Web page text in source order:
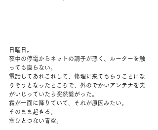
日曜日。
夜中の停電からネットの調子が悪く、ルーターを触
っても直らない。
電話してあれこれして、修理に来てもらうことにな
りそうとなったところで、外のでかいアンテナを夫
がいじっていたら突然繋がった。
霜が一面に降りていて、それが原因みたい。
そのまま起きる。
雲ひとつない青空。